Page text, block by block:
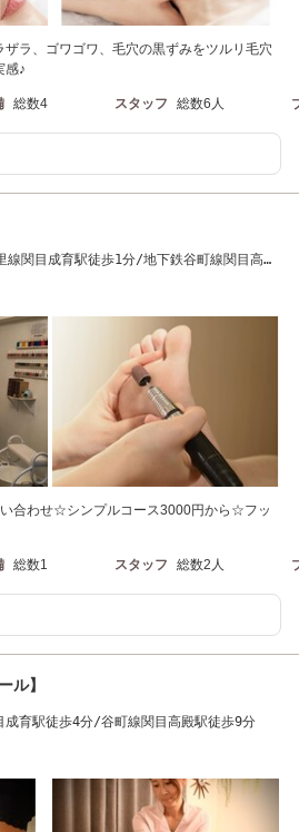
ラ、ゴワゴワ、毛穴の黒ずみをツルリ毛穴
感♪
総数4 スタッフ 総数6人
関目成育駅徒歩1分/地下鉄谷町線関目高殿
合わせ☆シンプルコース3000円から☆フッ
総数1 スタッフ 総数2人
ル】
成育駅徒歩4分/谷町線関目高殿駅徒歩9分